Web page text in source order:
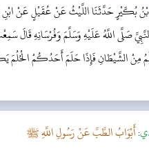
بُكَيْرٍ حَدَّثَنَا اللَّيْثُ عَنْ عُقَيْلٍ عَنْ ابْنِ
صَلَّى اللَّهُ عَلَيْهِ وَسَلَّمَ وَفُرْسَانِهِ قَالَ
مِنْ الشَّيْطَانِ فَإِذَا حَلَمَ أَحَدُكُمْ
:أَبْوَابُ الطِّبِّ عَنْ رَسُولِ اللَّهِ ﷺ